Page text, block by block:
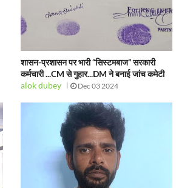
शासन-प्रशासन पर भारी “सिस्टमबाज” सरकारी
कर्मचारी ...CM से गुहार...DM ने बनाई जांच कमेटी
alok dubey
Dec 03 2024